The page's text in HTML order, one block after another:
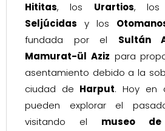
Hititas, los Urartios, los
Seljúcidas y los
fundada por el Sultán
Mamurat-ül Aziz para
asentamiento debido a la
ciudad de Harput. Hoy en
pueden explorar el
visitando el museo